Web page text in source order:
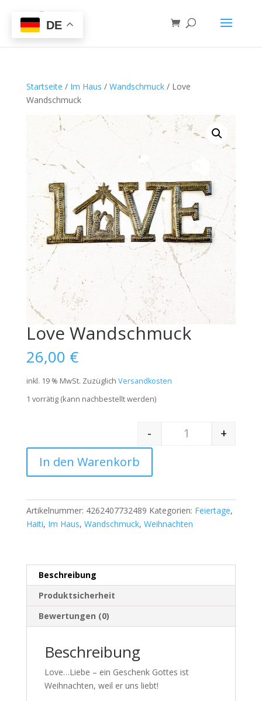
Startseite / Im Haus / Wandschmuck/ Love
Wandschmuck
Love Wandschmuck
26,00 €
inkl. 19 % MwSt. Zuzüglich Versandkosten
1 vorrätig (kann nachbestellt werden)
Quantity
-
+
In den Warenkorb
Artikelnummer: 4262407732489 Kategorien: Feiertage,
Haiti, Im Haus, Wandschmuck, Weihnachten
Beschreibung
Produktsicherheit
Bewertungen (0)
Beschreibung
Love…Liebe – ein Geschenk Gottes ist
Weihnachten, weil er uns liebt!
DE